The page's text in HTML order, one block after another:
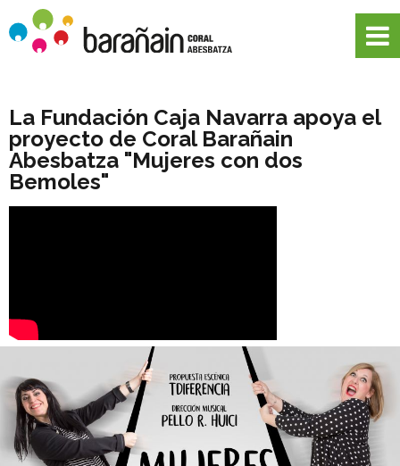
La Fundación Caja Navarra apoya el
proyecto de Coral Barañain
Abesbatza "Mujeres con dos
Bemoles"